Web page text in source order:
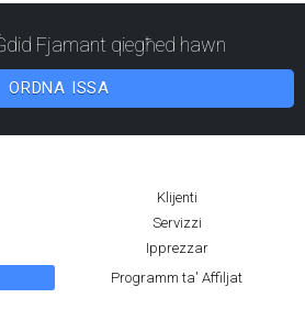
Fjamant qiegħed hawn
ORDNA ISSA
Klijenti
Servizzi
Ipprezzar
Programm ta' Affiljat